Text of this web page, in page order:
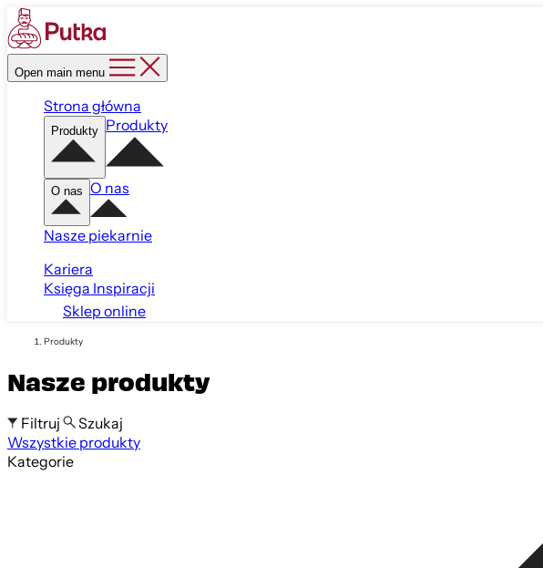
Open main menu
Strona główna
Produkty Produkty
O nas O nas
Nasze piekarnie
Kariera
Księga Inspiracji
Sklep online
Produkty
Nasze produkty
Filtruj
Szukaj
Wszystkie produkty
Szukaj po nazwie produktu
Kategorie